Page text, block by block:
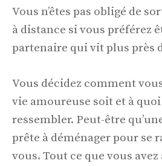
Vous n’êtes pas obligé de
à distance si vous préférez
partenaire qui vit plus près
Vous décidez comment
vie amoureuse soit et à
ressembler. Peut-être
prête à déménager pour se
vous. Tout ce que vous avez